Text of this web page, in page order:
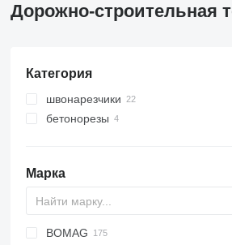
Дорожно-строительная
Категория
швонарезчики
бетонорезы
Марка
Titan
AFT
VFA
CS
BOMAG